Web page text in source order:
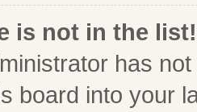
is not in the list!
has
board into your